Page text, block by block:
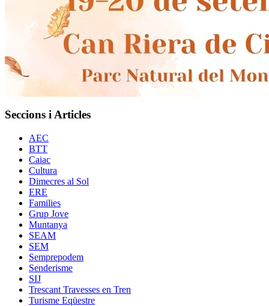
Seccions i Articles
AEC
BTT
Caiac
Cultura
Dimecres al Sol
ERE
Families
Grup Jove
Muntanya
SEAM
SEM
Semprepodem
Senderisme
SIJ
Trescant Travesses en Tren
Turisme Eqüestre